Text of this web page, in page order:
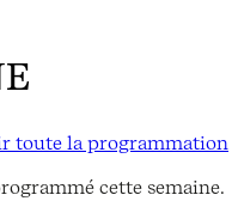
toute la programmation
cette semaine.